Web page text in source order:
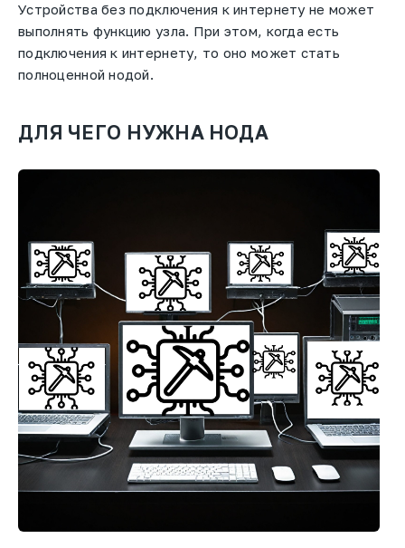
Устройства без подключения к интернету не может
выполнять функцию узла. При этом, когда есть
подключения к интернету, то оно может стать
полноценной нодой.
ДЛЯ ЧЕГО НУЖНА НОДА